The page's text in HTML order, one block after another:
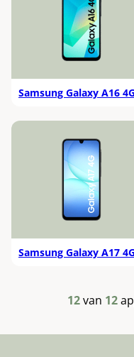
Samsung Galaxy A16 4G
Samsung Galaxy A17 4G
12van 12